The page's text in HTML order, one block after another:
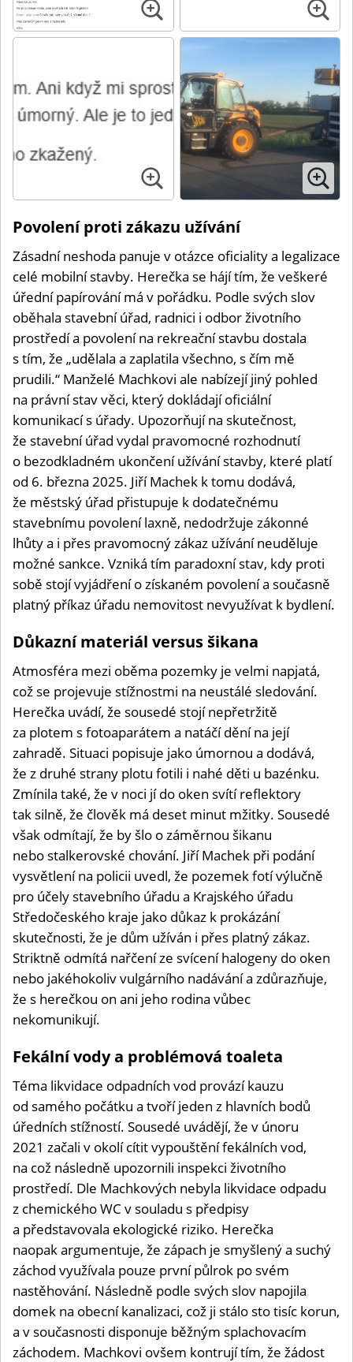
Povolení proti zákazu užívání
Zásadní neshoda panuje v otázce oficiality a legalizace
celé mobilní stavby. Herečka se hájí tím, že veškeré
úřední papírování má v pořádku. Podle svých slov
oběhala stavební úřad, radnici i odbor životního
prostředí a povolení na rekreační stavbu dostala
s tím, že „udělala a zaplatila všechno, s čím mě
prudili.“ Manželé Machkovi ale nabízejí jiný pohled
na právní stav věci, který dokládají oficiální
komunikací s úřady. Upozorňují na skutečnost,
že stavební úřad vydal pravomocné rozhodnutí
o bezodkladném ukončení užívání stavby, které platí
od 6. března 2025. Jiří Machek k tomu dodává,
že městský úřad přistupuje k dodatečnému
stavebnímu povolení laxně, nedodržuje zákonné
lhůty a i přes pravomocný zákaz užívání neuděluje
možné sankce. Vzniká tím paradoxní stav, kdy proti
sobě stojí vyjádření o získaném povolení a současně
platný příkaz úřadu nemovitost nevyužívat k bydlení.
Důkazní materiál versus šikana
Atmosféra mezi oběma pozemky je velmi napjatá,
což se projevuje stížnostmi na neustálé sledování.
Herečka uvádí, že sousedé stojí nepřetržitě
za plotem s fotoaparátem a natáčí dění na její
zahradě. Situaci popisuje jako úmornou a dodává,
že z druhé strany plotu fotili i nahé děti u bazénku.
Zmínila také, že v noci jí do oken svítí reflektory
tak silně, že člověk má deset minut mžitky. Sousedé
však odmítají, že by šlo o záměrnou šikanu
nebo stalkerovské chování. Jiří Machek při podání
vysvětlení na policii uvedl, že pozemek fotí výlučně
pro účely stavebního úřadu a Krajského úřadu
Středočeského kraje jako důkaz k prokázání
skutečnosti, že je dům užíván i přes platný zákaz.
Striktně odmítá nařčení ze svícení halogeny do oken
nebo jakéhokoliv vulgárního nadávání a zdůrazňuje,
že s herečkou on ani jeho rodina vůbec
nekomunikují.
Fekální vody a problémová toaleta
Téma likvidace odpadních vod provází kauzu
od samého počátku a tvoří jeden z hlavních bodů
úředních stížností. Sousedé uvádějí, že v únoru
2021 začali v okolí cítit vypouštění fekálních vod,
na což následně upozornili inspekci životního
prostředí. Dle Machkových nebyla likvidace odpadu
z chemického WC v souladu s předpisy
a představovala ekologické riziko. Herečka
naopak argumentuje, že zápach je smyšlený a suchý
záchod využívala pouze první půlrok po svém
nastěhování. Následně podle svých slov napojila
domek na obecní kanalizaci, což ji stálo sto tisíc korun,
a v současnosti disponuje běžným splachovacím
záchodem. Machkovi ovšem kontrují tím, že žádost